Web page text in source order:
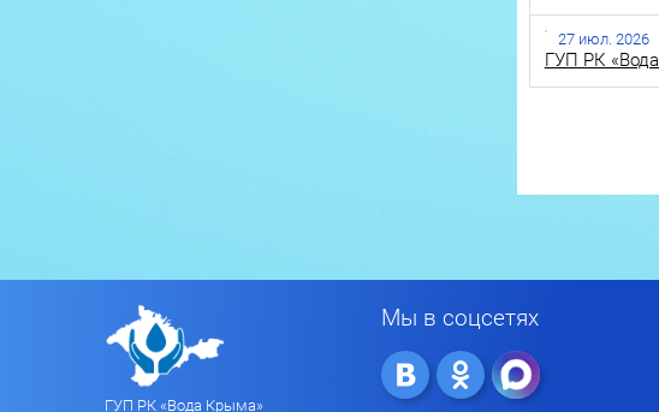
27 июл. 2026
ГУП РК
ГУП РК «Вода Крыма»
Мы в соцсетях